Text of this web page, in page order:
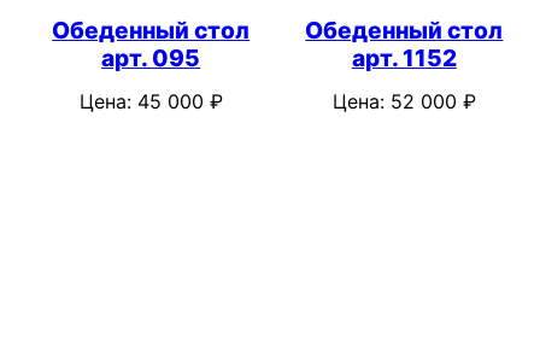
Обеденный стол
арт. 095
Цена: 45 000 ₽
Обеденный стол
арт. 1152
Цена: 52 000 ₽